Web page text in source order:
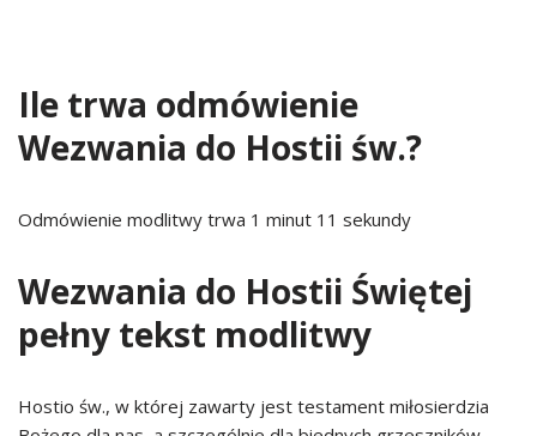
Ile trwa odmówienie
Wezwania do Hostii św.?
Odmówienie modlitwy trwa 1 minut 11 sekundy
Wezwania do Hostii Świętej
pełny tekst modlitwy
Hostio św., w której zawarty jest testament miłosierdzia